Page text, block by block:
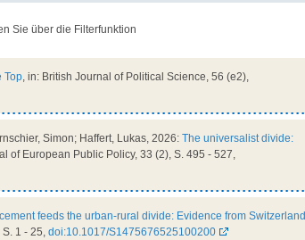
Sie über die Filterfunktion
Top, in: British Journal of Political Science, 56 (e2),
Simon; Haffert, Lukas, 2026: The universalist divide:
of European Public Policy, 33 (2), S. 495 - 527,
feeds the urban-rural divide: Evidence from Switzerland
1 - 25, doi:10.1017/S1475676525100200